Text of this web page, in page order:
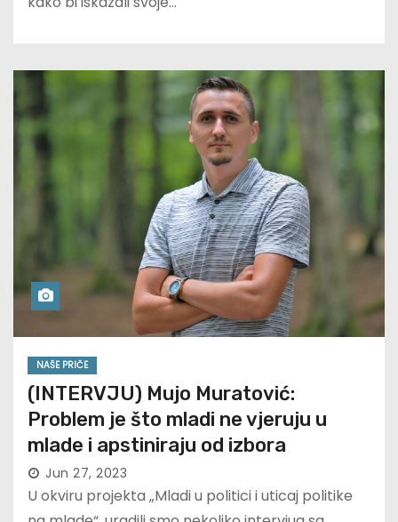
NAŠE PRIČE
(INTERVJU) Mujo Muratović:
Problem je što mladi ne vjeruju u
mlade i apstiniraju od izbora
Jun 27, 2023
U okviru projekta „Mladi u politici i uticaj politike